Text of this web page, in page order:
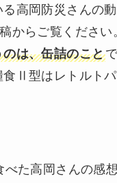
高岡防災さんの動
からご覧ください
は、缶詰のこと
食Ⅱ型はレトルトパ
べた高岡さんの感